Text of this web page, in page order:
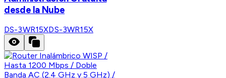
desde la Nube
DS-3WR15XDS-3WR15X